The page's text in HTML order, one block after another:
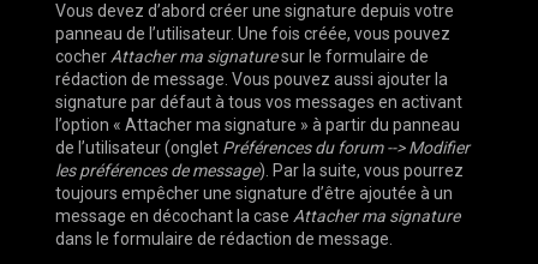
Vous devez d’abord créer une signature depuis votre
panneau de l’utilisateur. Une fois créée, vous pouvez
cocherAttacher ma signaturesur le formulaire de
rédaction de message. Vous pouvez aussi ajouter la
signature par défaut à tous vos messages en activant
l’option « Attacher ma signature » à partir du panneau
de l’utilisateur (onglet Préférences du forum --> Modifier
les préférences de message). Par la suite, vous pourrez
toujours empêcher une signature d’être ajoutée à un
message en décochant la caseAttacher ma signature
dans le formulaire de rédaction de message.